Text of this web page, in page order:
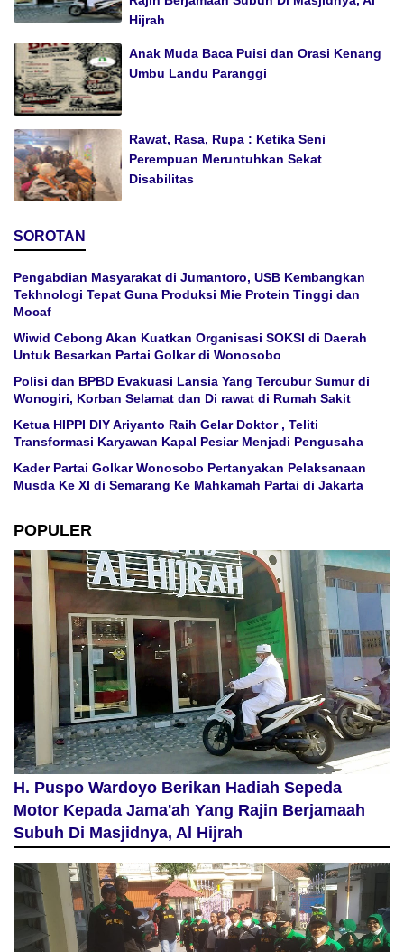
Hijrah
Anak Muda Baca Puisi dan Orasi Kenang
Umbu Landu Paranggi
Rawat, Rasa, Rupa : Ketika Seni
Perempuan Meruntuhkan Sekat
Disabilitas
SOROTAN
Pengabdian Masyarakat di Jumantoro, USB Kembangkan
Tekhnologi Tepat Guna Produksi Mie Protein Tinggi dan
Mocaf
Wiwid Cebong Akan Kuatkan Organisasi SOKSI di Daerah
Untuk Besarkan Partai Golkar di Wonosobo
Polisi dan BPBD Evakuasi Lansia Yang Tercubur Sumur di
Wonogiri, Korban Selamat dan Di rawat di Rumah Sakit
Ketua HIPPI DIY Ariyanto Raih Gelar Doktor , Teliti
Transformasi Karyawan Kapal Pesiar Menjadi Pengusaha
Kader Partai Golkar Wonosobo Pertanyakan Pelaksanaan
Musda Ke XI di Semarang Ke Mahkamah Partai di Jakarta
POPULER
H. Puspo Wardoyo Berikan Hadiah Sepeda
Motor Kepada Jama'ah Yang Rajin Berjamaah
Subuh Di Masjidnya, Al Hijrah